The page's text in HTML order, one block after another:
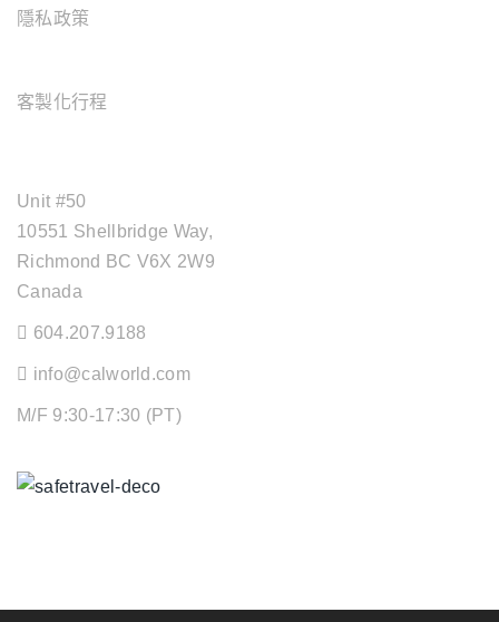
隱私政策
客製化行程
Unit #50
10551 Shellbridge Way,
Richmond BC V6X 2W9
Canada
604.207.9188
info@calworld.com
M/F 9:30-17:30 (PT)